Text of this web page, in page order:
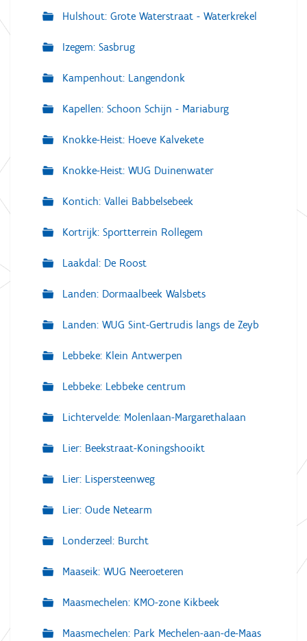
Hulshout: Grote Waterstraat - Waterkrekel
Izegem: Sasbrug
Kampenhout: Langendonk
Kapellen: Schoon Schijn - Mariaburg
Knokke-Heist: Hoeve Kalvekete
Knokke-Heist: WUG Duinenwater
Kontich: Vallei Babbelsebeek
Kortrijk: Sportterrein Rollegem
Laakdal: De Roost
Landen: Dormaalbeek Walsbets
Landen: WUG Sint-Gertrudis langs de Zeyb
Lebbeke: Klein Antwerpen
Lebbeke: Lebbeke centrum
Lichtervelde: Molenlaan-Margarethalaan
Lier: Beekstraat-Koningshooikt
Lier: Lispersteenweg
Lier: Oude Netearm
Londerzeel: Burcht
Maaseik: WUG Neeroeteren
Maasmechelen: KMO-zone Kikbeek
Maasmechelen: Park Mechelen-aan-de-Maas